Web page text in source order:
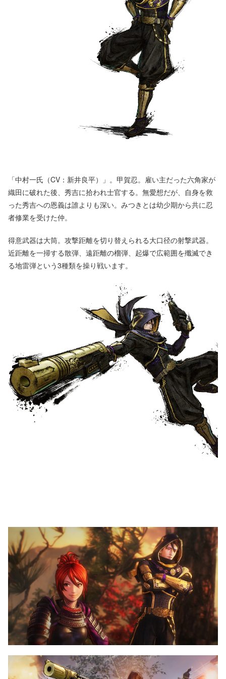
「中村一氏（CV：新井良平）」。甲賀忍。雇い主だった六角家が
織田に破れた後、秀吉に拾われ士官する。無愛想だが、自身を救
った秀吉への恩義は誰よりも深い。みつきとは幼少期から共に忍
者修業を受けた仲。
得意武器は大筒。攻撃距離を切り替えられる大口径の射撃武器。
近距離を一掃する散弾、遠距離の榴弾、起爆で広範囲を殲滅でき
る地雷弾という3種類を操り戦います。